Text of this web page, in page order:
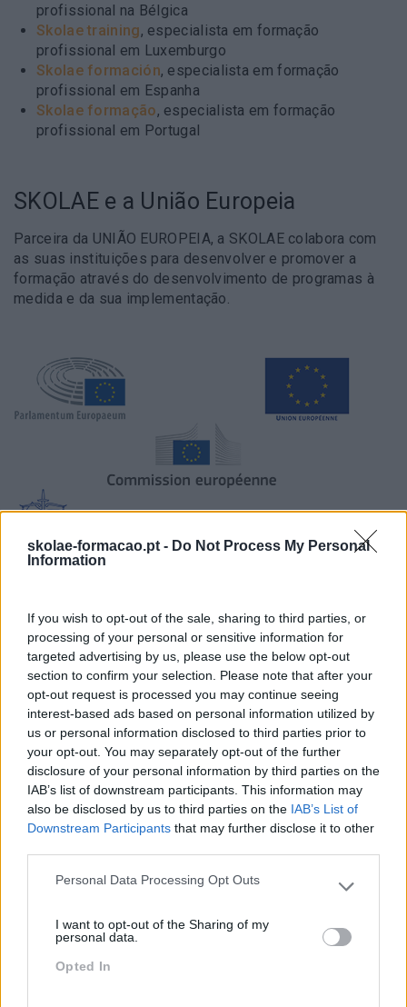
skolae-formacao.pt - Do Not Process My Personal
Information
If you wish to opt-out of the sale, sharing to third parties, or
processing of your personal or sensitive information for
targeted advertising by us, please use the below opt-out
section to confirm your selection. Please note that after your
opt-out request is processed you may continue seeing
interest-based ads based on personal information utilized by
us or personal information disclosed to third parties prior to
your opt-out. You may separately opt-out of the further
disclosure of your personal information by third parties on the
IAB’s list of downstream participants. This information may
also be disclosed by us to third parties on the IAB’s List of
Downstream Participants that may further disclose it to other
Please note that this website/app uses one or more Google
not limited to your visit or usage behaviour. You may click to
grant or deny consent to Google and its third-party tags to
use your data for below specified purposes in below Google
Personal Data Processing Opt Outs
I want to opt-out of the Sharing of my
personal data.
Opted In
profissional na Bélgica
Skolae training, especialista em formação
profissional em Luxemburgo
Skolae formación, especialista em formação
profissional em Espanha
Skolae formação, especialista em formação
profissional em Portugal
SKOLAE e a União Europeia
Parceira da UNIÃO EUROPEIA, a SKOLAE colabora com
as suas instituições para desenvolver e promover a
formação através do desenvolvimento de programas à
medida e da sua implementação.
Descubra o nosso Guia de
Formação
Contacte-nos